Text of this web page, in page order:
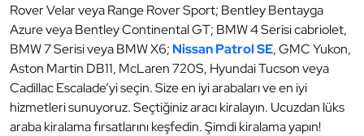
Rover Velar veya Range Rover Sport; Bentley Bentayga
Azure veya Bentley Continental GT; BMW 4 Serisi cabriolet,
BMW 7 Serisi veya BMW X6; Nissan Patrol SE, GMC Yukon,
Aston Martin DB11, McLaren 720S, Hyundai Tucson veya
Cadillac Escalade’yi seçin. Size en iyi arabaları ve en iyi
hizmetleri sunuyoruz. Seçtiğiniz aracı kiralayın. Ucuzdan lüks
araba kiralama fırsatlarını keşfedin. Şimdi kiralama yapın!